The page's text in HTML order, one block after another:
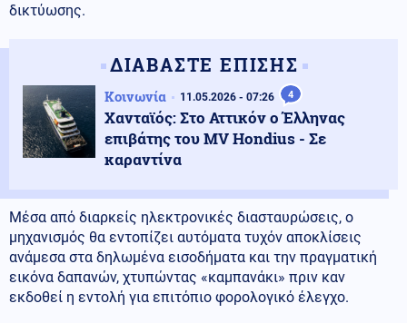
δικτύωσης.
ΔΙΑΒΑΣΤΕ ΕΠΙΣΗΣ
Κοινωνία 11.05.2026 - 07:26 4
Χανταϊός: Στο Αττικόν ο Έλληνας
επιβάτης του MV Hondius - Σε
καραντίνα
Μέσα από διαρκείς ηλεκτρονικές διασταυρώσεις, ο
μηχανισμός θα εντοπίζει αυτόματα τυχόν αποκλίσεις
ανάμεσα στα δηλωμένα εισοδήματα και την πραγματική
εικόνα δαπανών, χτυπώντας «καμπανάκι» πριν καν
εκδοθεί η εντολή για επιτόπιο φορολογικό έλεγχο.